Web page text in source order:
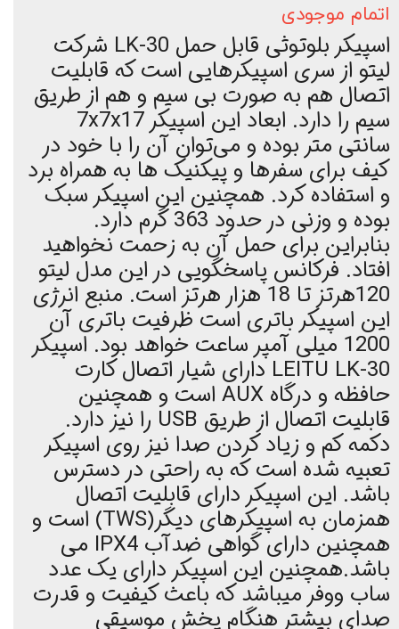
اتمام موجودی
اسپیکر بلوتوثی قابل حمل LK-30 شرکت
لیتو از سری اسپیکرهایی است که قابلیت
اتصال هم به صورت بی سیم و هم از طریق
سیم را دارد. ابعاد این اسپیکر 7x7x17
سانتی متر بوده و می‌توان آن را با خود در
کیف برای سفرها و پیکنیک ها به همراه برد
و استفاده کرد. همچنین این اسپیکر سبک
بوده و وزنی در حدود 363 گرم دارد.
بنابراین برای حمل آن به زحمت نخواهید
افتاد. فرکانس پاسخگویی در این مدل لیتو
120هرتز تا 18 هزار هرتز است. منبع انرژی
این اسپیکر باتری است ظرفیت باتری آن
1200 میلی آمپر ساعت خواهد بود. اسپیکر
LEITU LK-30 دارای شیار اتصال کارت
حافظه و درگاه AUX است و همچنین
قابلیت اتصال از طریق USB را نیز دارد.
دکمه کم و زیاد کردن صدا نیز روی اسپیکر
تعبیه شده است که به راحتی در دسترس
باشد. این اسپیکر دارای قابلیت اتصال
همزمان به اسپیکرهای دیگر(TWS) است و
همچنین دارای گواهی ضدآب IPX4 می
باشد.همچنین این اسپیکر دارای یک عدد
ساب ووفر میباشد که باعث کیفیت و قدرت
صدای بیشتر هنگام پخش موسیقی